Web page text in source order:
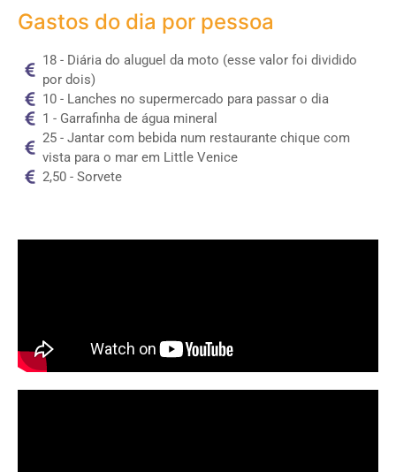
Gastos do dia por pessoa
18 - Diária do aluguel da moto (esse valor foi dividido
por dois)
10 - Lanches no supermercado para passar o dia
1 - Garrafinha de água mineral
25 - Jantar com bebida num restaurante chique com
vista para o mar em Little Venice
2,50 - Sorvete